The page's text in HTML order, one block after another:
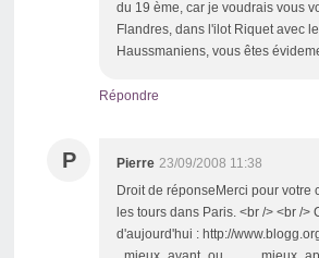
du 19 ème, car je voudrais vous
Flandres, dans l'ilot Riquet avec
Haussmaniens, vous êtes
Répondre
P Pierre 23/09/2008 11:38
Droit de réponseMerci pour votre
les tours dans Paris. <br /> <br />
d'aujourd'hui : http://